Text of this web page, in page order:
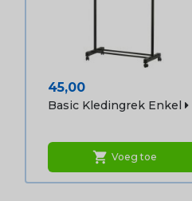
Prijs
45,00
Basic Kledingrek Enkel
shopping_cart Voeg toe